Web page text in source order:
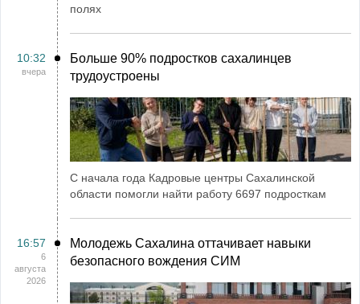
полях
10:32
вчера
Больше 90% подростков сахалинцев
трудоустроены
С начала года Кадровые центры Сахалинской
области помогли найти работу 6697 подросткам
16:57
6
августа
2026
Молодежь Сахалина оттачивает навыки
безопасного вождения СИМ